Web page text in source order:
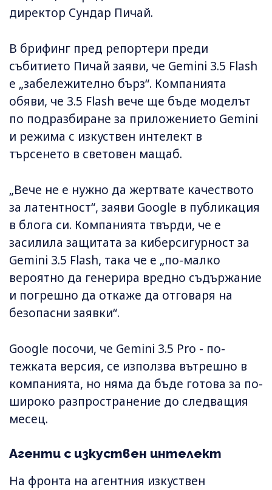
директор Сундар Пичай.
В брифинг пред репортери преди
събитието Пичай заяви, че Gemini 3.5 Flash
е „забележително бърз“. Компанията
обяви, че 3.5 Flash вече ще бъде моделът
по подразбиране за приложението Gemini
и режима с изкуствен интелект в
търсенето в световен мащаб.
„Вече не е нужно да жертвате качеството
за латентност“, заяви Google в публикация
в блога си. Компанията твърди, че е
засилила защитата за киберсигурност за
Gemini 3.5 Flash, така че е „по-малко
вероятно да генерира вредно съдържание
и погрешно да откаже да отговаря на
безопасни заявки“.
Google посочи, че Gemini 3.5 Pro - по-
тежката версия, се използва вътрешно в
компанията, но няма да бъде готова за по-
широко разпространение до следващия
месец.
Агенти с изкуствен интелект
На фронта на агентния изкуствен